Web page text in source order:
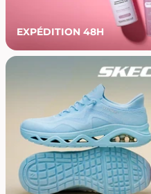
EXPÉDITION 48H